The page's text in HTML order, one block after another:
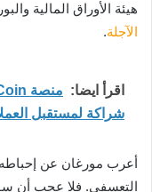
هيئة الأوراق المالية
الآجلة.
اقرأ ايضا:
شراكة لمستقبل
أعرب مورغان عن إحباطه،
التعسفي. فلا عجب أن